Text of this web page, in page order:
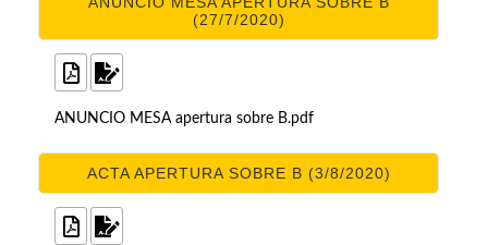
(27/7/2020)
ANUNCIO MESA apertura sobre B.pdf
ACTA APERTURA SOBRE B (3/8/2020)